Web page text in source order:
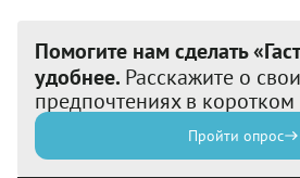
Помогите нам сделать
удобнее. Расскажите о
предпочтениях в
Пройти опрос